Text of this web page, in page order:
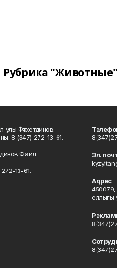
Рубрика "Животные"
Фәтхетдинов.
8 (347) 272-13-61.
Фаил
13-61.
Эл.
Адрес
450079,
еллыгы